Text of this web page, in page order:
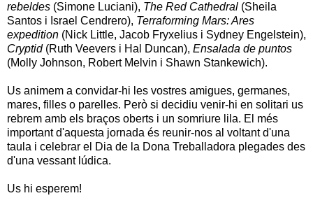
rebeldes (Simone Luciani), The Red Cathedral (Sheila
Santos i Israel Cendrero), Terraforming Mars: Ares
expedition (Nick Little, Jacob Fryxelius i Sydney Engelstein),
Cryptid (Ruth Veevers i Hal Duncan), Ensalada de puntos
(Molly Johnson, Robert Melvin i Shawn Stankewich).
Us animem a convidar-hi les vostres amigues, germanes,
mares, filles o parelles. Però si decidiu venir-hi en solitari us
rebrem amb els braços oberts i un somriure lila. El més
important d'aquesta jornada és reunir-nos al voltant d'una
taula i celebrar el Dia de la Dona Treballadora plegades des
d'una vessant lúdica.
Us hi esperem!